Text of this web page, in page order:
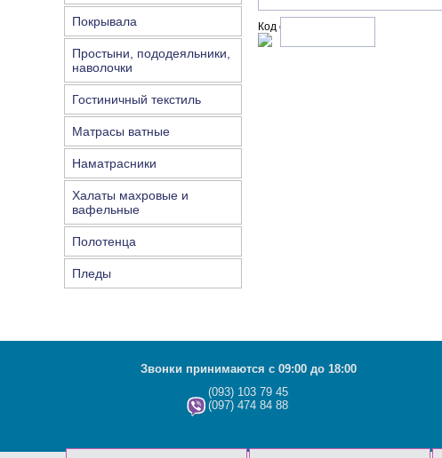
Покрывала
Простыни, пододеяльники,
наволочки
Гостиничный текстиль
Матрасы ватные
Наматрасники
Халаты махровые и
вафельные
Полотенца
Пледы
Код с рисунка:
Звонки принимаются с 09:00 до 18:00
(093) 103 79 45
(097) 474 84 88